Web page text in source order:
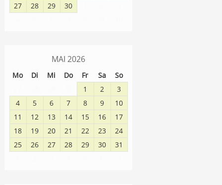
27
28 29 30
MAI 2026
Mo Di Mi Do Fr Sa
So
1 2
3
4
5 6 7 8 9
10
11
12 13 14 15 16
17
18
19 20 21 22 23
24
25
26 27 28 29 30
31